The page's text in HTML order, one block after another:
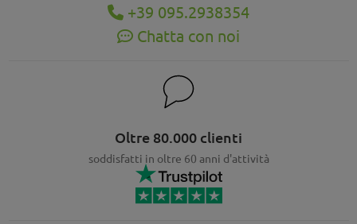
+39 095.2938354
Chatta con noi
Oltre 80.000 clienti
soddisfatti in oltre 60 anni d'attività